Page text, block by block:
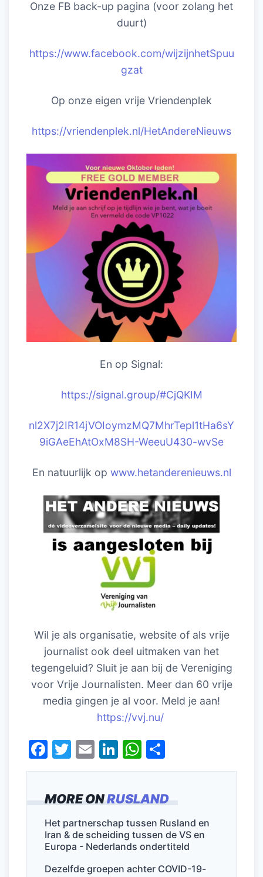
MORE ONRUSLAND
Het partnerschap tussen Rusland en
Iran & de scheiding tussen de VS en
Europa - Nederlands ondertiteld
Dezelfde groepen achter COVID-19-
Onze FB back-up pagina (voor zolang het
duurt)
https://www.facebook.com/wijzijnhetSpuu
gzat
Op onze eigen vrije Vriendenplek
https://vriendenplek.nl/HetAndereNieuws
En op Signal:
https://signal.group/#CjQKIM
nl2X7j2IR14jVOIoymzMQ7MhrTepl1tHa6sY
9iGAeEhAtOxM8SH-WeeuU430-wvSe
En natuurlijk op www.hetanderenieuws.nl
Wil je als organisatie, website of als vrije
journalist ook deel uitmaken van het
tegengeluid? Sluit je aan bij de Vereniging
voor Vrije Journalisten. Meer dan 60 vrije
media gingen je al voor. Meld je aan!
https://vvj.nu/
F
a
e
b
o
o
T
w
er
E
m
l
Li
n
e
dI
n
W
h
s
A
p
p
el
n